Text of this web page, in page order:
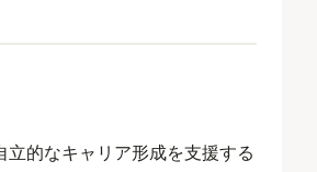
立的なキャリア形成を支援する